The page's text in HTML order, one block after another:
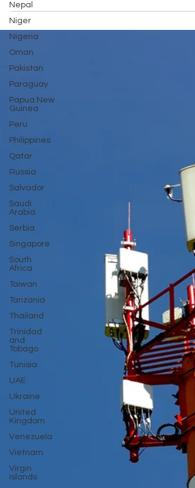
Nepal
Niger
Nigeria
Oman
Pakistan
Paraguay
Papua New
Guinea
Peru
Philippines
Qatar
Russia
Salvador
Saudi
Arabia
Serbia
Singapore
South
Africa
Taiwan
Tanzania
Thailand
Trinidad
and
Tobago
Tunisia
UAE
Ukraine
United
Kingdom
Venezuela
Vietnam
Virgin
Islands
供應鏈的影響。